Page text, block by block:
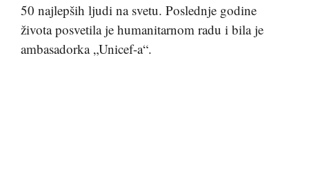
50 najlepših ljudi na svetu. Poslednje godine
života posvetila je humanitarnom radu i bila je
ambasadorka „Unicef-a“.